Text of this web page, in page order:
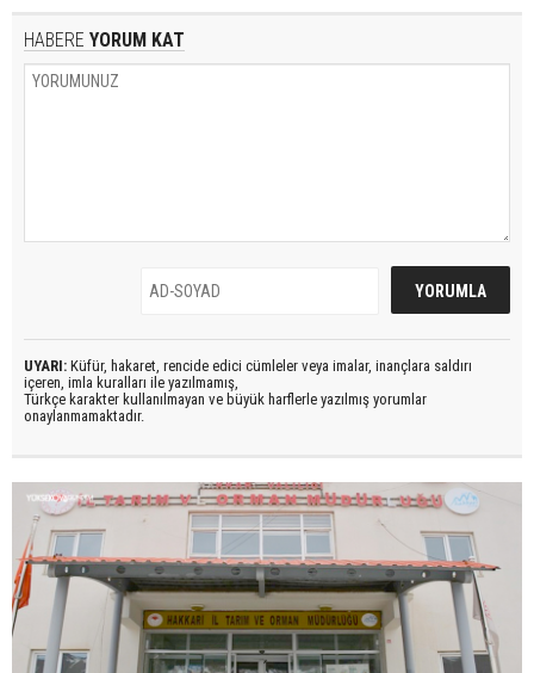
HABERE YORUM KAT
UYARI: Küfür, hakaret, rencide edici cümleler veya imalar, inançlara saldırı
içeren, imla kuralları ile yazılmamış,
Türkçe karakter kullanılmayan ve büyük harflerle yazılmış yorumlar
onaylanmamaktadır.